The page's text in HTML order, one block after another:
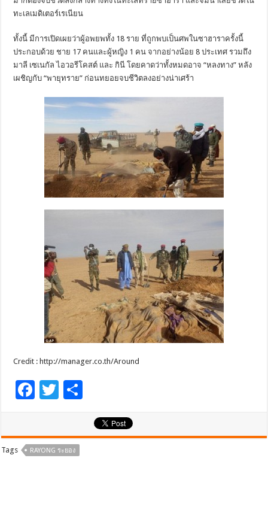
ทะเลเมดิเตอร์เรเนียน
ทั้งนี้ มีการเปิดเผยว่าผู้อพยพทั้ง 18 ราย ที่ถูกพบเป็นศพในซาฮาราครั้งนี้
ประกอบด้วย ชาย 17 คนและผู้หญิง 1 คน จากอย่างน้อย 8 ประเทศ รวมถึง
มาลี เซเนกัล ไอวอรีโคสต์ และ กินี โดยคาดว่าทั้งหมดอาจ “หลงทาง” หลัง
เผชิญกับ “พายุทราย” ก่อนทยอยจบชีวิตลงอย่างน่าเศร้า
Credit : http://manager.co.th/Around
F
b
T
er
ar
Tags RAYONG ระยอง